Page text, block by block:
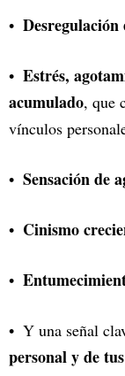
Desregulación
Estrés,
acumulado, que
vínculos
Sensación de
Cinismo
Y una señal
personal y de